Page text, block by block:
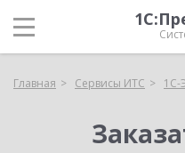
Главная Сервисы ИТС 1С-